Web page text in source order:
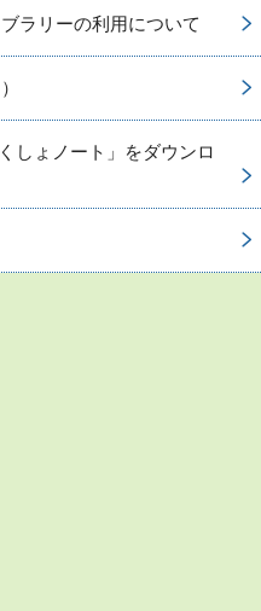
ラリーの利用について
しょノート」をダウンロ